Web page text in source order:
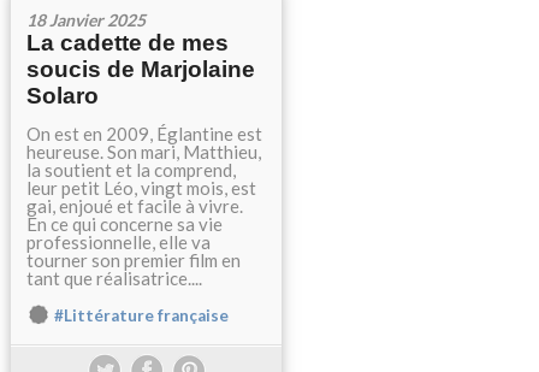
18 Janvier 2025
La cadette de mes
soucis de Marjolaine
Solaro
On est en 2009, Églantine est
heureuse. Son mari, Matthieu,
la soutient et la comprend,
leur petit Léo, vingt mois, est
gai, enjoué et facile à vivre.
En ce qui concerne sa vie
professionnelle, elle va
tourner son premier film en
tant que réalisatrice....
#Littérature française